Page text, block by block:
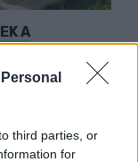
third parties, or
for
A
a
Szólj hozzá!